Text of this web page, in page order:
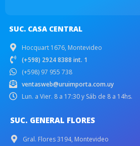
SUC. CASA CENTRAL
Hocquart 1676, Montevideo
(+598) 2924 8388 int. 1
(+598) 97 955 738
ventasweb@uruimporta.com.uy
Lun. a Vier. 8 a 17:30 y Sáb de 8 a 14hs.
SUC. GENERAL FLORES
Gral. Flores 3194, Montevideo